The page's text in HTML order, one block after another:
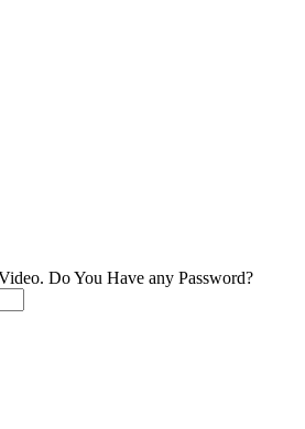
Do You Have any Password?